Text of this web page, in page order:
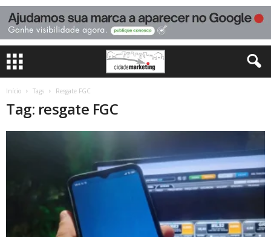
Início Tags Resgate FGC
Tag: resgate FGC